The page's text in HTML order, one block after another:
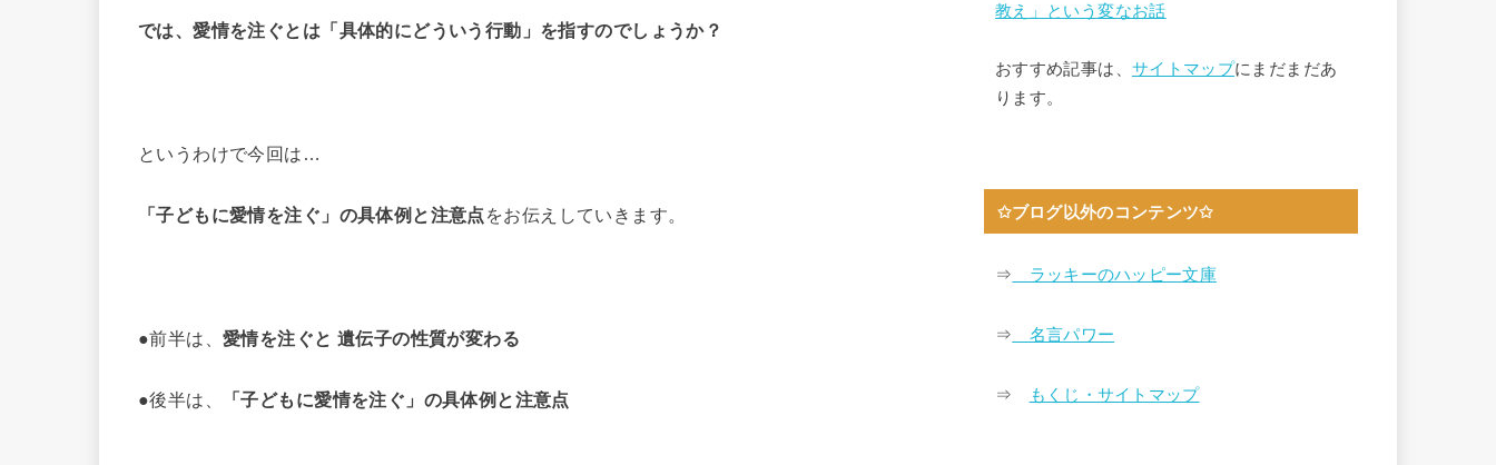
では、愛情を注ぐとは「具体的にどういう行動」を指すのでしょうか？
というわけで今回は…
「子どもに愛情を注ぐ 」の具体例と注意点 をお伝えしていきます。
●前半は、愛情を注ぐと 遺伝子の性質が変わる
●後半は、 「子どもに愛情を注ぐ」の具体例と注意点
教え」という変なお話
おすすめ記事は、 サイトマップにまだまだあ
ります。
✩ブログ以外のコンテンツ✩
⇒ ラッキーのハッピー文庫
⇒ 名言パワー
⇒ もくじ・サイトマップ